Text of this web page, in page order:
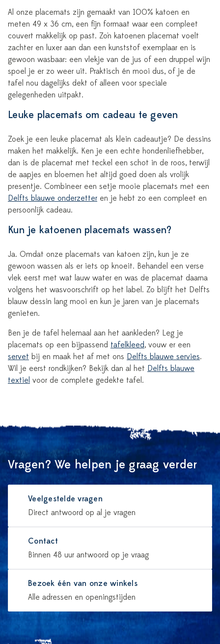
Al onze placemats zijn gemaakt van 100% katoen en
meten 49 x 36 cm, een fijn formaat waar een compleet
couvert makkelijk op past. Zo'n katoenen placemat voelt
zachter en luxer aan dan een kunststof exemplaar en is
gewoon wasbaar: een vlekje van de jus of een druppel wijn
spoel je er zo weer uit. Praktisch én mooi dus, of je de
tafel nou dagelijks dekt of alleen voor speciale
gelegenheden uitpakt.
Leuke placemats om cadeau te geven
Zoek je een leuke placemat als klein cadeautje? De dessins
maken het makkelijk. Ken je een echte hondenliefhebber,
dan is de placemat met teckel een schot in de roos, terwijl
de aapjes en bloemen het altijd goed doen als vrolijk
presentje. Combineer een setje mooie placemats met een
Delfts blauwe onderzetter en je hebt zo een compleet en
persoonlijk cadeau.
Kun je katoenen placemats wassen?
Ja. Omdat onze placemats van katoen zijn, kun je ze
gewoon wassen als er iets op knoeit. Behandel een verse
vlek eerst met wat lauw water en was de placemat daarna
volgens het wasvoorschrift op het label. Zo blijft het Delfts
blauw dessin lang mooi en kun je jaren van je placemats
genieten.
Ben je de tafel helemaal aan het aankleden? Leg je
placemats op een bijpassend tafelkleed, vouw er een
servet bij en maak het af met ons Delfts blauwe servies.
Wil je eerst rondkijken? Bekijk dan al het Delfts blauwe
textiel voor de complete gedekte tafel.
Vragen? We helpen je graag verder
Veelgestelde vragen
Direct antwoord op al je vragen
Contact
Binnen 48 uur antwoord op je vraag
Bezoek één van onze winkels
Alle adressen en openingstijden